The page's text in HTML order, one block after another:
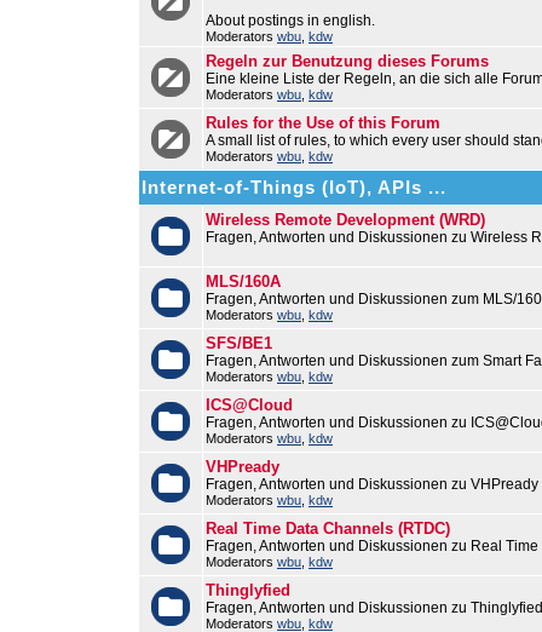
About postings in english.
Moderators wbu kdw
Regeln zur Benutzung dieses Forums
Eine kleine Liste der Regeln, an die sich alle
Moderators wbu kdw
Rules for the Use of this Forum
A small list of rules, to which every user should
Moderators wbu kdw
Internet-of-Things (IoT), APIs ...
Wireless Remote Development (WRD)
Fragen, Antworten und Diskussionen zu Wireless
MLS/160A
Fragen, Antworten und Diskussionen zum MLS/
Moderators wbu kdw
SFS/BE1
Fragen, Antworten und Diskussionen zum Smart
Moderators wbu kdw
ICS@Cloud
Fragen, Antworten und Diskussionen zu
Moderators wbu kdw
VHPready
Fragen, Antworten und Diskussionen zu VHPready
Moderators wbu kdw
Real Time Data Channels (RTDC)
Fragen, Antworten und Diskussionen zu Real
Moderators wbu kdw
Thinglyfied
Fragen, Antworten und Diskussionen zu Thinglyfied
Moderators wbu kdw